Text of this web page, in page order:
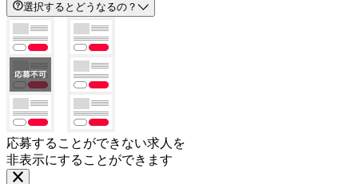
選択するとどうなるの？
応募することができない求人を
非表示にすることができます